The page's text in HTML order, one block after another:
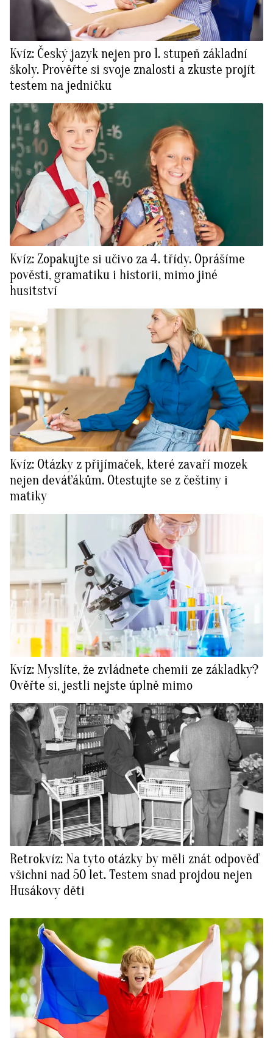
Kvíz: Český jazyk nejen pro 1. stupeň základní
školy. Prověřte si svoje znalosti a zkuste projít
testem na jedničku
Kvíz: Zopakujte si učivo za 4. třídy. Oprášíme
pověsti, gramatiku i historii, mimo jiné
husitství
Kvíz: Otázky z přijímaček, které zavaří mozek
nejen deváťákům. Otestujte se z češtiny i
matiky
Kvíz: Myslíte, že zvládnete chemii ze základky?
Ověřte si, jestli nejste úplně mimo
Retrokvíz: Na tyto otázky by měli znát odpověď
všichni nad 50 let. Testem snad projdou nejen
Husákovy děti